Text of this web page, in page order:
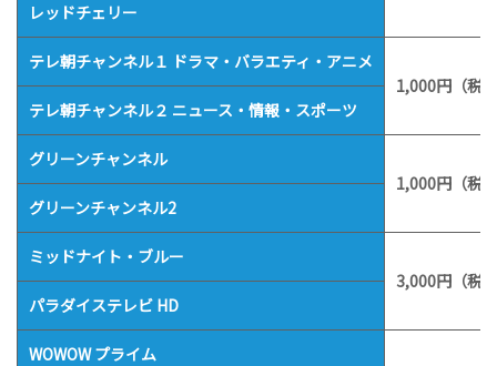
レッドチェリー
テレ朝チャンネル１ ドラマ・バラエティ・アニメ
1,000円（税
テレ朝チャンネル２ ニュース・情報・スポーツ
グリーンチャンネル
1,000円（税
グリーンチャンネル2
ミッドナイト・ブルー
3,000円（税
パラダイステレビ HD
WOWOW プライム